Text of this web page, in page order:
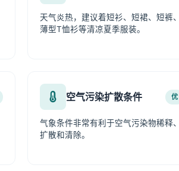
天气炎热，建议着短衫、短裙、短裤、
薄型T恤衫等清凉夏季服装。
空气污染扩散条件 优
气象条件非常有利于空气污染物稀释、
扩散和清除。